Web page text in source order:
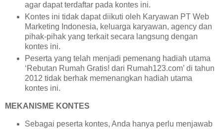
agar dapat terdaftar pada kontes ini.
Kontes ini tidak dapat diikuti oleh Karyawan PT Web
Marketing Indonesia, keluarga karyawan, agency dan
pihak-pihak yang terkait secara langsung dengan
kontes ini.
Peserta yang telah menjadi pemenang hadiah utama
‘Rebutan Rumah Gratis! dari Rumah123.com’ di tahun
2012 tidak berhak memenangkan hadiah utama
kontes ini.
MEKANISME KONTES
Sebagai peserta kontes, Anda hanya perlu menjawab